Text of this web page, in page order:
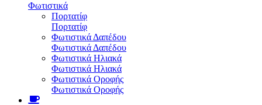
Φωτιστικά
Πορτατίφ
Πορτατίφ
Φωτιστικά Δαπέδου
Φωτιστικά Δαπέδου
Φωτιστικά Ηλιακά
Φωτιστικά Ηλιακά
Φωτιστικά Οροφής
Φωτιστικά Οροφής